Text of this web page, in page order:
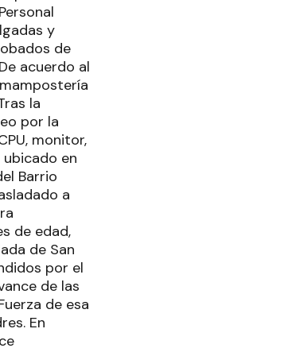
y
de
acuerdo al
la
por la
monitor,
en
Barrio
a
de edad,
de San
por el
de las
de esa
En